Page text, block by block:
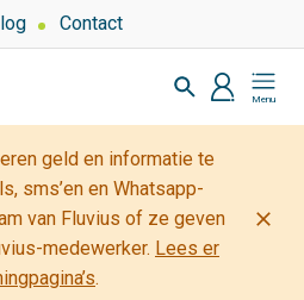
Contact
Zoeken
profiel
Mijn
Fluvius
geld en informatie te
sms’en en Whatsapp-
van Fluvius of ze geven
medewerker. Lees er
.
close